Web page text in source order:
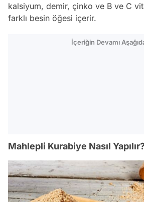
kalsiyum, demir, çinko ve B ve C
farklı besin öğesi içerir.
İçeriğin Devamı
Mahlepli Kurabiye Nasıl